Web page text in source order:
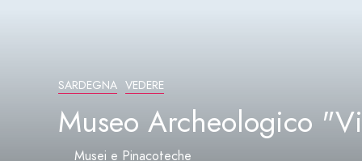
SARDEGNA VEDERE
Museo Archeologico
Musei e Pinacoteche